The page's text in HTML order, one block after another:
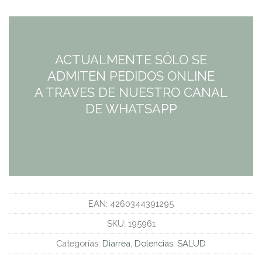
ACTUALMENTE SÓLO SE
ADMITEN PEDIDOS ONLINE
A TRAVES DE NUESTRO CANAL
DE WHATSAPP
EAN: 4260344391295
SKU: 195961
Categorías: Diarrea Dolencias SALUD